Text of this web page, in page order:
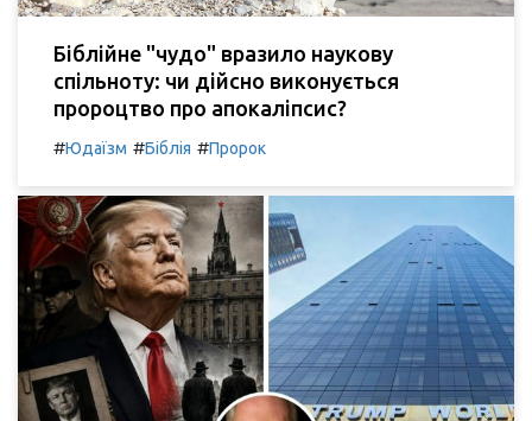
Біблійне "чудо" вразило наукову
спільноту: чи дійсно виконується
пророцтво про апокаліпсис?
#Юдаїзм #Біблія #Пророк